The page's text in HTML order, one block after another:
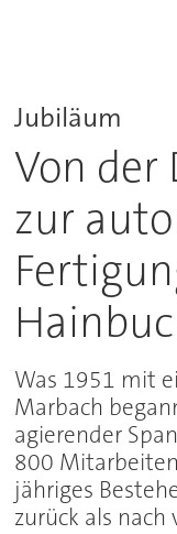
Jubiläum
Von der
zur
Was 1951 mit
Marbach
agierender
800
jähriges
zurück als nach